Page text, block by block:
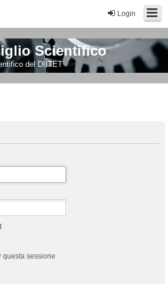
Login
Scientifico
del DIITET
questa sessione